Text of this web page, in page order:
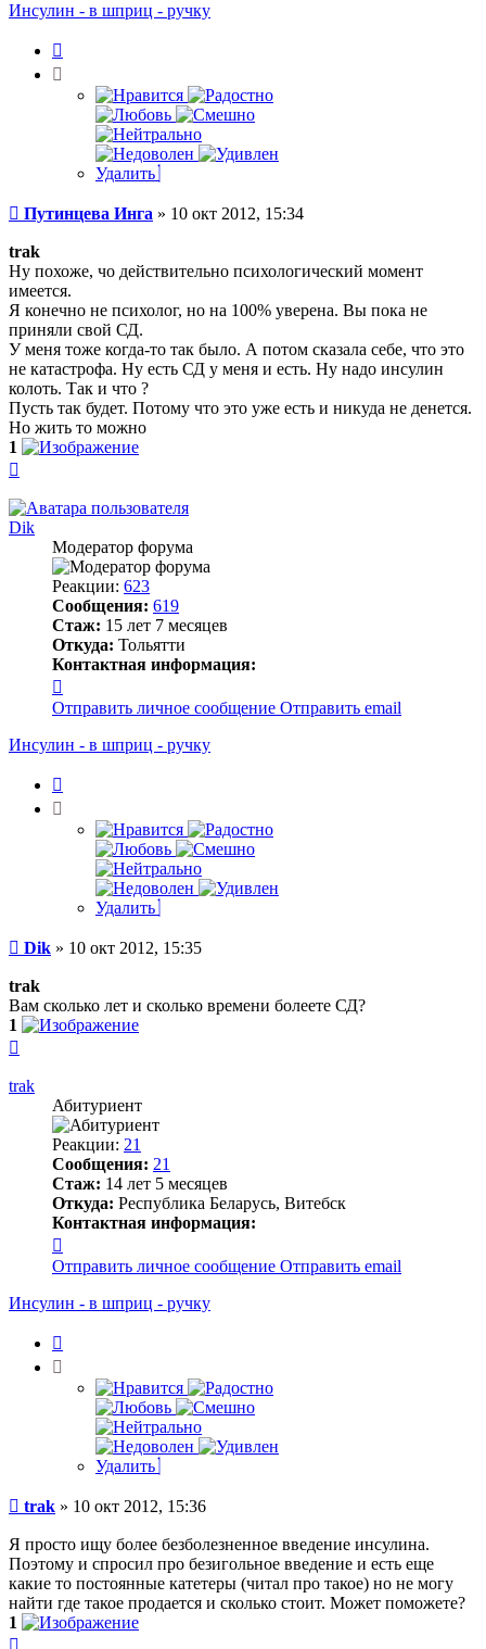
Путинцева
Инсулин - в шприц - ручку
Удалить
Сообщение
Путинцева Инга » 10 окт 2012, 15:34
trak
Ну похоже, чо действительно психологический момент
имеется.
Я конечно не психолог, но на 100% уверена. Вы пока не
приняли свой СД.
У меня тоже когда-то так было. А потом сказала себе, что это
не катастрофа. Ну есть СД у меня и есть. Ну надо инсулин
колоть. Так и что ?
Пусть так будет. Потому что это уже есть и никуда не денется.
Но жить то можно
1
началу
Dik
Модератор форума
Реакции: 623
Сообщения: 619
Стаж: 15 лет 7 месяцев
Откуда: Тольятти
Контактная информация:
информация
пользователя
Dik
Отправить личное сообщение Отправить email
Инсулин - в шприц - ручку
Удалить
Сообщение
Dik » 10 окт 2012, 15:35
trak
Вам сколько лет и сколько времени болеете СД?
1
началу
trak
Абитуриент
Реакции: 21
Сообщения: 21
Стаж: 14 лет 5 месяцев
Откуда: Республика Беларусь, Витебск
Контактная информация:
информация
пользователя
trak
Отправить личное сообщение Отправить email
Инсулин - в шприц - ручку
Удалить
Сообщение
trak » 10 окт 2012, 15:36
Я просто ищу более безболезненное введение инсулина.
Поэтому и спросил про безигольное введение и есть еще
какие то постоянные катетеры (читал про такое) но не могу
найти где такое продается и сколько стоит. Может поможете?
1